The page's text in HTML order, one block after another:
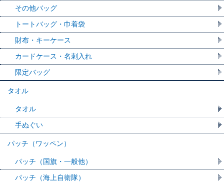
その他バッグ
トートバッグ・巾着袋
財布・キーケース
カードケース・名刺入れ
限定バッグ
タオル
タオル
手ぬぐい
パッチ（ワッペン）
パッチ（国旗・一般他）
パッチ（海上自衛隊）